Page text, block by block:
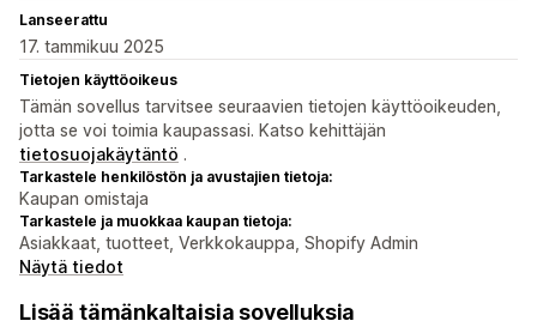
Lanseerattu
17. tammikuu 2025
Tietojen käyttöoikeus
Tämän sovellus tarvitsee seuraavien tietojen käyttöoikeuden,
jotta se voi toimia kaupassasi. Katso kehittäjän
tietosuojakäytäntö .
Tarkastele henkilöstön ja avustajien tietoja:
Kaupan omistaja
Tarkastele ja muokkaa kaupan tietoja:
Asiakkaat, tuotteet, Verkkokauppa, Shopify Admin
Näytä tiedot
Lisää tämänkaltaisia sovelluksia